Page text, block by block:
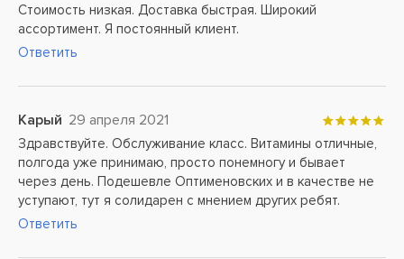
Стоимость низкая. Доставка быстрая. Широкий
ассортимент. Я постоянный клиент.
Ответить
Карый 29 апреля 2021
Здравствуйте. Обслуживание класс. Витамины отличные,
полгода уже принимаю, просто понемногу и бывает
через день. Подешевле Оптименовских и в качестве не
уступают, тут я солидарен с мнением других ребят.
Ответить